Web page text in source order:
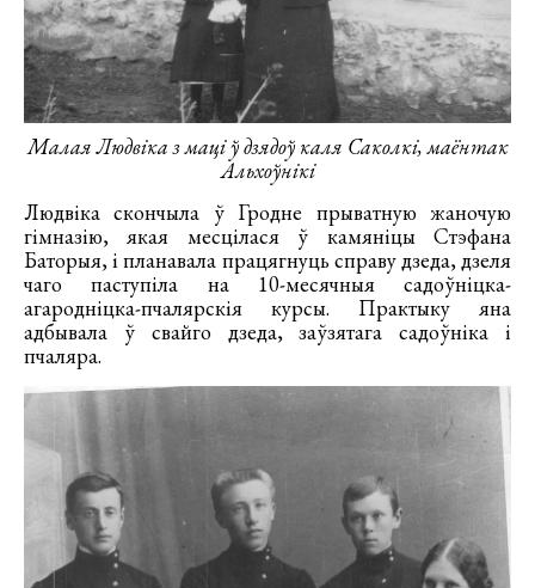
Малая Людвіка з маці ў дзядоў каля Саколкі, маёнтак
Альхоўнікі
Людвіка скончыла ў Гродне прыватную жаночую
гімназію, якая месцілася ў камяніцы Стэфана
Баторыя, і планавала працягнуць справу дзеда, дзеля
чаго паступіла на 10-месячныя садоўніцка-
агародніцка-пчалярскія курсы. Практыку яна
адбывала ў свайго дзеда, заўзятага садоўніка і
пчаляра.